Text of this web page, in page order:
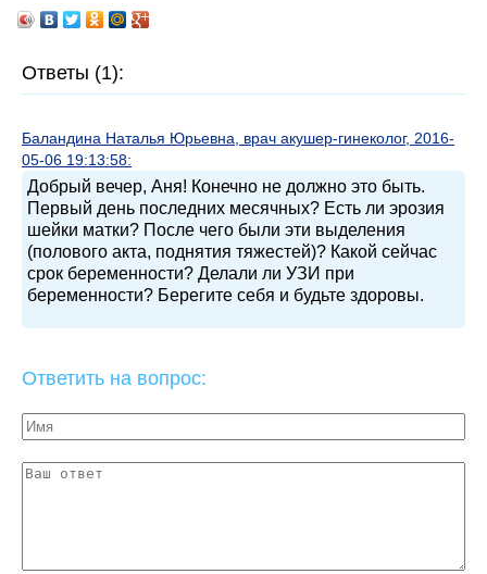
Ответы (1):
Баландина Наталья Юрьевна, врач акушер-гинеколог, 2016-
05-06 19:13:58:
Добрый вечер, Аня! Конечно не должно это быть.
Первый день последних месячных? Есть ли эрозия
шейки матки? После чего были эти выделения
(полового акта, поднятия тяжестей)? Какой сейчас
срок беременности? Делали ли УЗИ при
беременности? Берегите себя и будьте здоровы.
Ответить на вопрос: